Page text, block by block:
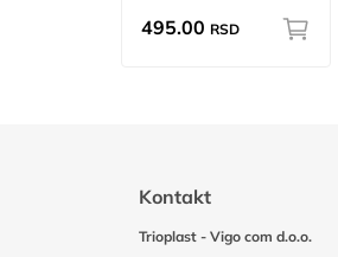
495.00 RSD
Kontakt
Trioplast - Vigo com d.o.o.